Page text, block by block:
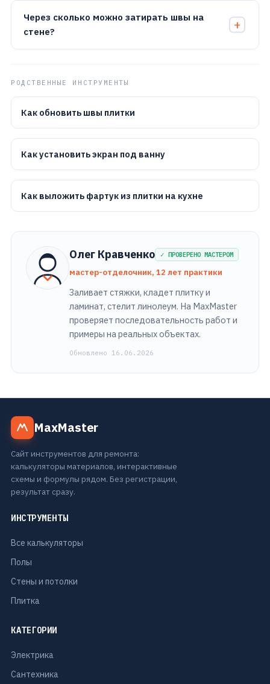
Через сколько можно затирать швы на
стене?
РОДСТВЕННЫЕ ИНСТРУМЕНТЫ
Как обновить швы плитки
Как установить экран под ванну
Как выложить фартук из плитки на кухне
Олег Кравченко ✓ ПРОВЕРЕНО МАСТЕРОМ
мастер-отделочник, 12 лет практики
Заливает стяжки, кладет плитку и
ламинат, стелит линолеум. На MaxMaster
проверяет последовательность работ и
примеры на реальных объектах.
Обновлено 16.06.2026
MaxMaster
Сайт инструментов для ремонта:
калькуляторы материалов, интерактивные
схемы и формулы рядом. Без регистрации,
результат сразу.
ИНСТРУМЕНТЫ
Все калькуляторы
Полы
Стены и потолки
Плитка
КАТЕГОРИИ
Электрика
Сантехника